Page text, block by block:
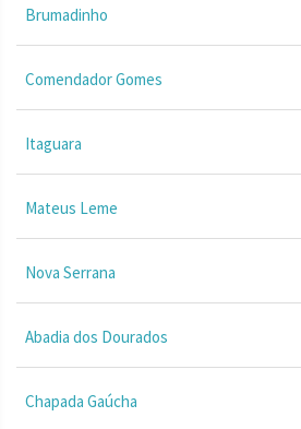
Brumadinho
Comendador Gomes
Itaguara
Mateus Leme
Nova Serrana
Abadia dos Dourados
Chapada Gaúcha